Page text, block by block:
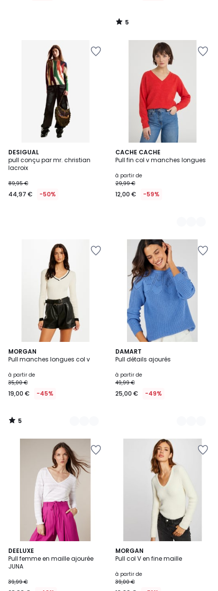
5
/
DESIGUAL
pull conçu par mr. christian
lacroix
89,95 €
44,97 € -50%
CACHE CACHE
Pull fin col v manches longues
à partir de
29,99 €
12,00 € -59%
2
Couleurs
MORGAN
Pull manches longues col v
à partir de
35,00 €
19,00 € -45%
5
/
3
Couleurs
5
/
DAMART
Pull détails ajourés
à partir de
49,99 €
25,00 € -49%
4
Couleurs
DEELUXE
Pull femme en maille ajourée
JUNA
39,99 €
3
Couleurs
MORGAN
Pull col V en fine maille
à partir de
39,00 €
4,6
/ 5
2
Couleurs